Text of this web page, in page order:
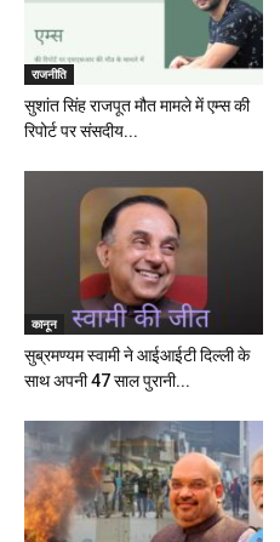
राजनीति
सुशांत सिंह राजपूत मौत मामले में एम्स की
रिपोर्ट पर संसदीय...
कानून
सुब्रमण्यम स्वामी ने आईआईटी दिल्ली के
साथ अपनी 47 साल पुरानी...